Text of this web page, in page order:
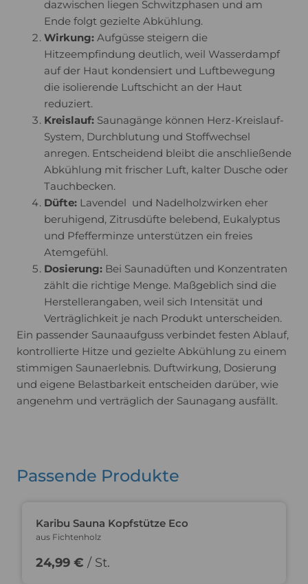
dazwischen liegen Schwitzphasen und am
Ende folgt gezielte Abkühlung.
Wirkung: Aufgüsse steigern die
Hitzeempfindung deutlich, weil Wasserdampf
auf der Haut kondensiert und Luftbewegung
die isolierende Luftschicht an der Haut
reduziert.
Kreislauf: Saunagänge können Herz-Kreislauf-
System, Durchblutung und Stoffwechsel
anregen. Entscheidend bleibt die anschließende
Abkühlung mit frischer Luft, kalter Dusche oder
Tauchbecken.
Düfte: Lavendel und Nadelholzwirken eher
beruhigend, Zitrusdüfte belebend, Eukalyptus
und Pfefferminze unterstützen ein freies
Atemgefühl.
Dosierung: Bei Saunadüften und Konzentraten
zählt die richtige Menge. Maßgeblich sind die
Herstellerangaben, weil sich Intensität und
Verträglichkeit je nach Produkt unterscheiden.
Ein passender Saunaaufguss verbindet festen Ablauf,
kontrollierte Hitze und gezielte Abkühlung zu einem
stimmigen Saunaerlebnis. Duftwirkung, Dosierung
und eigene Belastbarkeit entscheiden darüber, wie
angenehm und verträglich der Saunagang ausfällt.
Passende Produkte
Karibu Sauna Kopfstütze Eco
aus Fichtenholz
24,99 € / St.